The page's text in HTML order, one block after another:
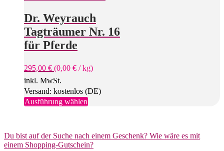
Dr. Weyrauch
Tagträumer Nr. 16
für Pferde
295,00 € (0,00 € /kg)
inkl. MwSt.
Versand: kostenlos (DE)
Ausführung wählenDieses
Varianten
auf.
Du bist auf der Suche nach einem Geschenk? Wie wäre es mit
einem Shopping-Gutschein?